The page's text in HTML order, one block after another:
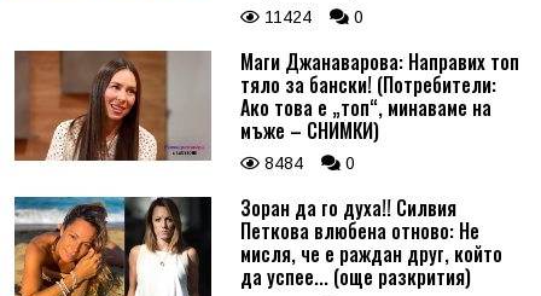
11424 0
Маги Джанаварова: Направих топ
тяло за бански! (Потребители:
Ако това е „топ“, минаваме на
мъже – СНИМКИ)
8484 0
Зоран да го духа!! Силвия
Петкова влюбена отново: Не
мисля, че е раждан друг, който
да успее... (още разкрития)